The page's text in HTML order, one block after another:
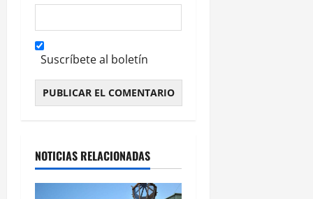
Suscríbete al boletín
NOTICIAS RELACIONADAS